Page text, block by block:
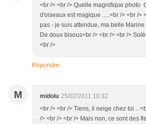
<br /> <br /> Quelle magnifique photo
d'oiseaux est magique .....<br /> <br />
pas - je suis attendue, ma belle Marine
De doux bisous<br /> <br /> <br />
<br />
Répondre
M midolu 25/02/2011 10:32
<br /> <br /> Tiens, il neige chez toi
/> <br /> <br /> Mais non, ce sont des